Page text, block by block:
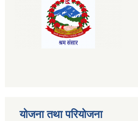
योजना तथा परियोजना